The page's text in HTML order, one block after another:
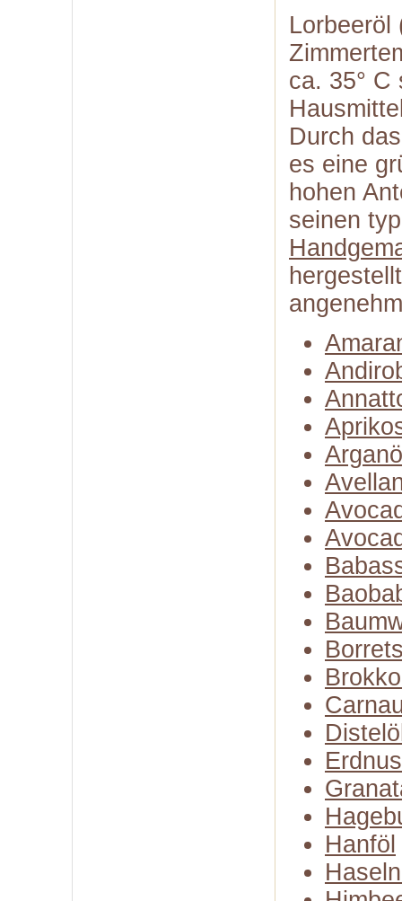
Lorbeeröl
ca. 35° C
Durch
es eine
hohen
seinen
Hanföl